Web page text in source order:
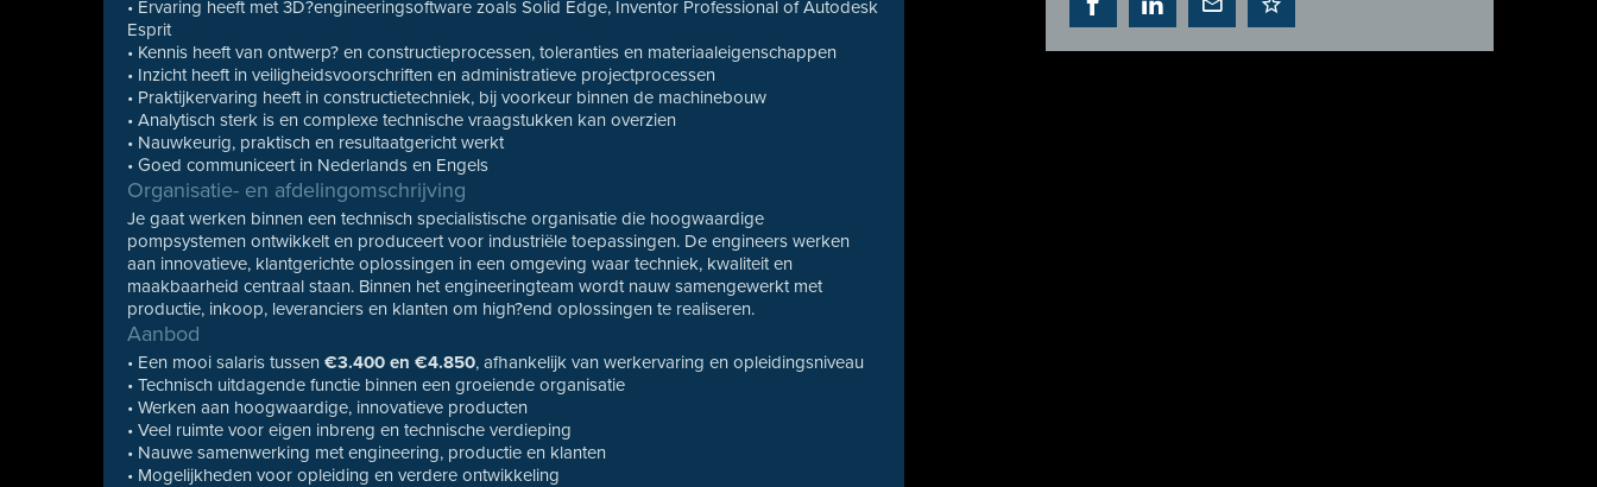
• Ervaring heeft met 3D?engineeringsoftware zoals Solid Edge, Inventor Professional of Autodesk
Esprit
• Kennis heeft van ontwerp? en constructieprocessen, toleranties en materiaaleigenschappen
• Inzicht heeft in veiligheidsvoorschriften en administratieve projectprocessen
• Praktijkervaring heeft in constructietechniek, bij voorkeur binnen de machinebouw
• Analytisch sterk is en complexe technische vraagstukken kan overzien
• Nauwkeurig, praktisch en resultaatgericht werkt
• Goed communiceert in Nederlands en Engels
Organisatie- en afdelingomschrijving
Je gaat werken binnen een technisch specialistische organisatie die hoogwaardige
pompsystemen ontwikkelt en produceert voor industriële toepassingen. De engineers werken
aan innovatieve, klantgerichte oplossingen in een omgeving waar techniek, kwaliteit en
maakbaarheid centraal staan. Binnen het engineeringteam wordt nauw samengewerkt met
productie, inkoop, leveranciers en klanten om high?end oplossingen te realiseren.
Aanbod
• Een mooi salaris tussen€3.400 en €4.850, afhankelijk van werkervaring en opleidingsniveau
• Technisch uitdagende functie binnen een groeiende organisatie
• Werken aan hoogwaardige, innovatieve producten
• Veel ruimte voor eigen inbreng en technische verdieping
• Nauwe samenwerking met engineering, productie en klanten
• Mogelijkheden voor opleiding en verdere ontwikkeling